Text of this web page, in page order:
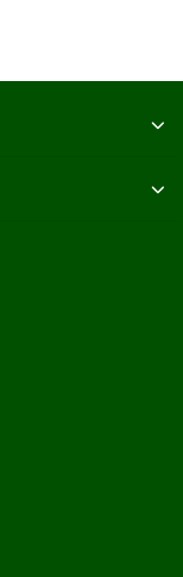
белый премиум